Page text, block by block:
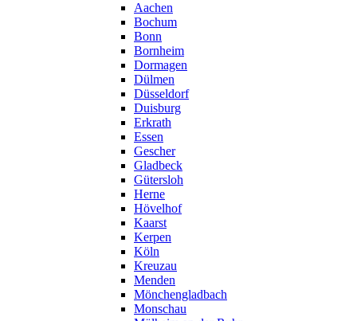
Aachen
Bochum
Bonn
Bornheim
Dormagen
Dülmen
Düsseldorf
Duisburg
Erkrath
Essen
Gescher
Gladbeck
Gütersloh
Herne
Hövelhof
Kaarst
Kerpen
Köln
Kreuzau
Menden
Mönchengladbach
Monschau